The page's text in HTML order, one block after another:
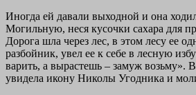
Иногда ей давали выходной и она
Могильную, неся кусочки сахара для
Дорога шла через лес, в этом лесу ее
разбойник, увел ее к себе в лесную
варить, а вырастешь – замуж возьму».
увидела икону Николы Угодника и